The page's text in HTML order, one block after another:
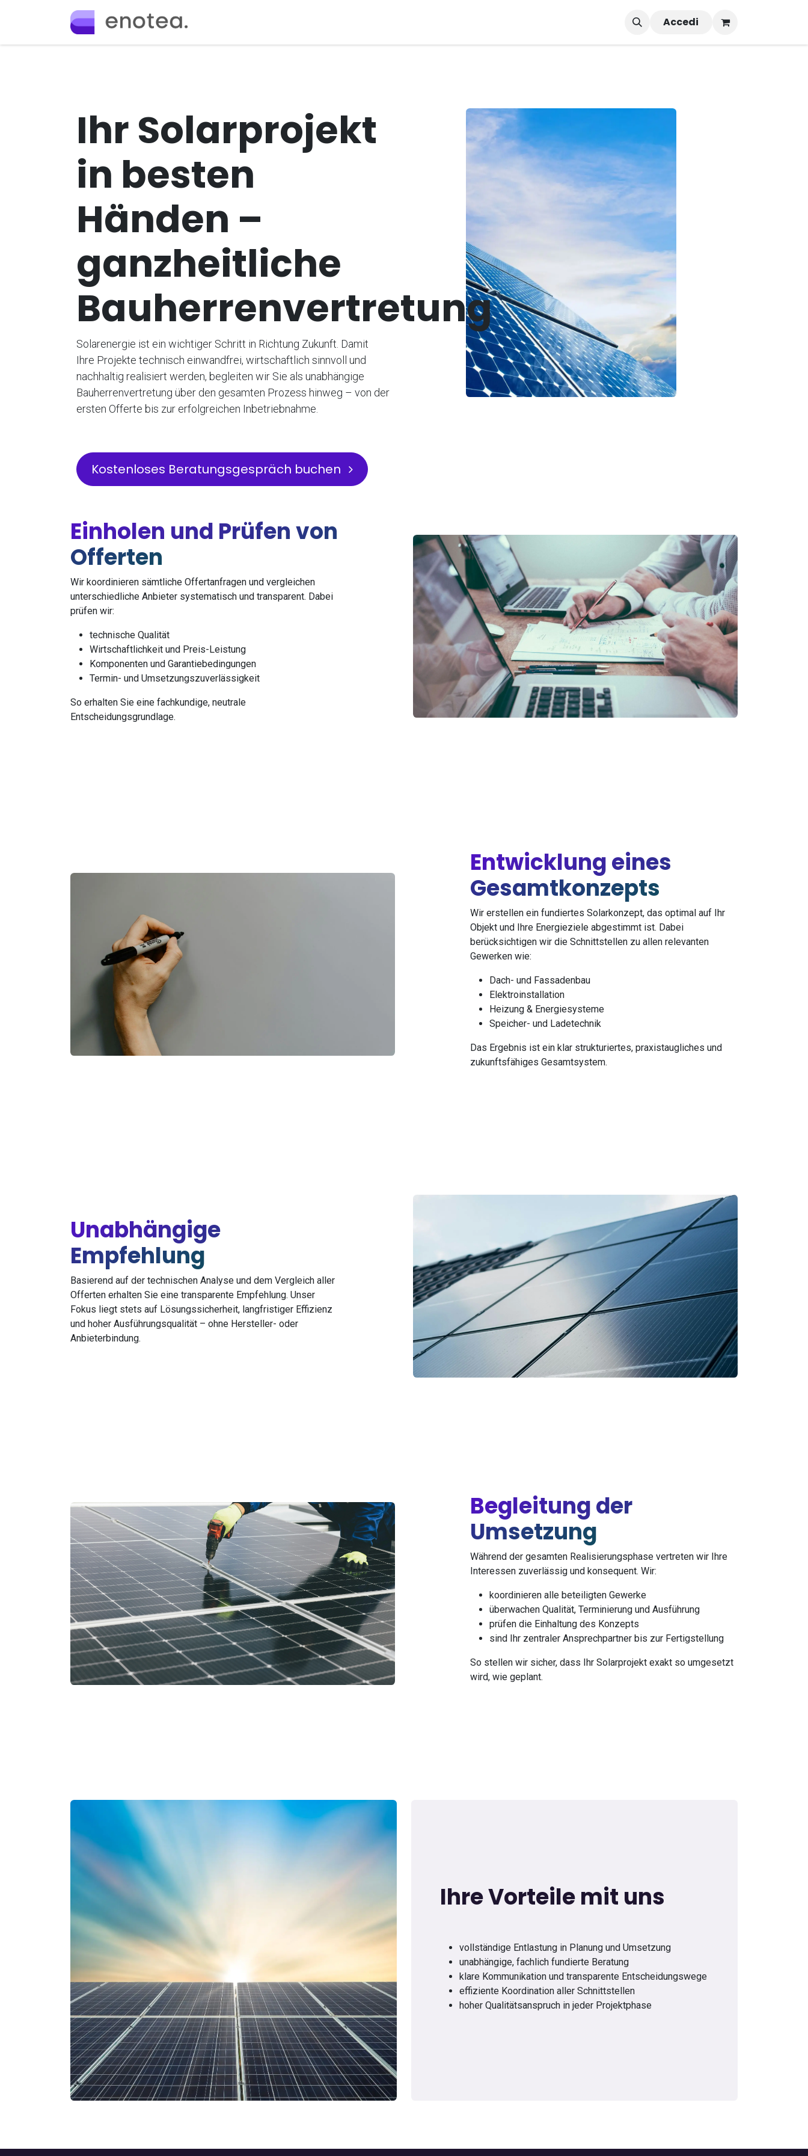
Accedi
Ihr Solarprojekt
in besten
Händen –
ganzheitliche
Bauherrenvertretung
Solarenergie ist ein wichtiger Schritt in Richtung Zukunft. Damit
Ihre Projekte technisch einwandfrei, wirtschaftlich sinnvoll und
nachhaltig realisiert werden, begleiten wir Sie als unabhängige
Bauherrenvertretung über den gesamten Prozess hinweg – von der
ersten Offerte bis zur erfolgreichen Inbetriebnahme.
Kostenloses Beratungsgespräch buchen
Einholen und Prüfen von
Offerten
Wir koordinieren sämtliche Offertanfragen und vergleichen
unterschiedliche Anbieter systematisch und transparent. Dabei
prüfen wir:
technische Qualität
Wirtschaftlichkeit und Preis-Leistung
Komponenten und Garantiebedingungen
Termin- und Umsetzungszuverlässigkeit
So erhalten Sie eine fachkundige, neutrale
Entscheidungsgrundlage.
Entwicklung eines
Gesamtkonzepts
Wir erstellen ein fundiertes Solarkonzept, das optimal auf Ihr
Objekt und Ihre Energieziele abgestimmt ist. Dabei
berücksichtigen wir die Schnittstellen zu allen relevanten
Gewerken wie:
Dach- und Fassadenbau
Elektroinstallation
Heizung & Energiesysteme
Speicher- und Ladetechnik
Das Ergebnis ist ein klar strukturiertes, praxistaugliches und
zukunftsfähiges Gesamtsystem.
Unabhängige
Empfehlung
Basierend auf der technischen Analyse und dem Vergleich aller
Offerten erhalten Sie eine transparente Empfehlung. Unser
Fokus liegt stets auf Lösungssicherheit, langfristiger Effizienz
und hoher Ausführungsqualität – ohne Hersteller- oder
Anbieterbindung.
Begleitung der
Umsetzung
Während der gesamten Realisierungsphase vertreten wir Ihre
Interessen zuverlässig und konsequent. Wir:
koordinieren alle beteiligten Gewerke
überwachen Qualität, Terminierung und Ausführung
prüfen die Einhaltung des Konzepts
sind Ihr zentraler Ansprechpartner bis zur Fertigstellung
So stellen wir sicher, dass Ihr Solarprojekt exakt so umgesetzt
wird, wie geplant.
Ihre Vorteile mit uns
vollständige Entlastung in Planung und Umsetzung
unabhängige, fachlich fundierte Beratung
klare Kommunikation und transparente Entscheidungswege
effiziente Koordination aller Schnittstellen
hoher Qualitätsanspruch in jeder Projektphase